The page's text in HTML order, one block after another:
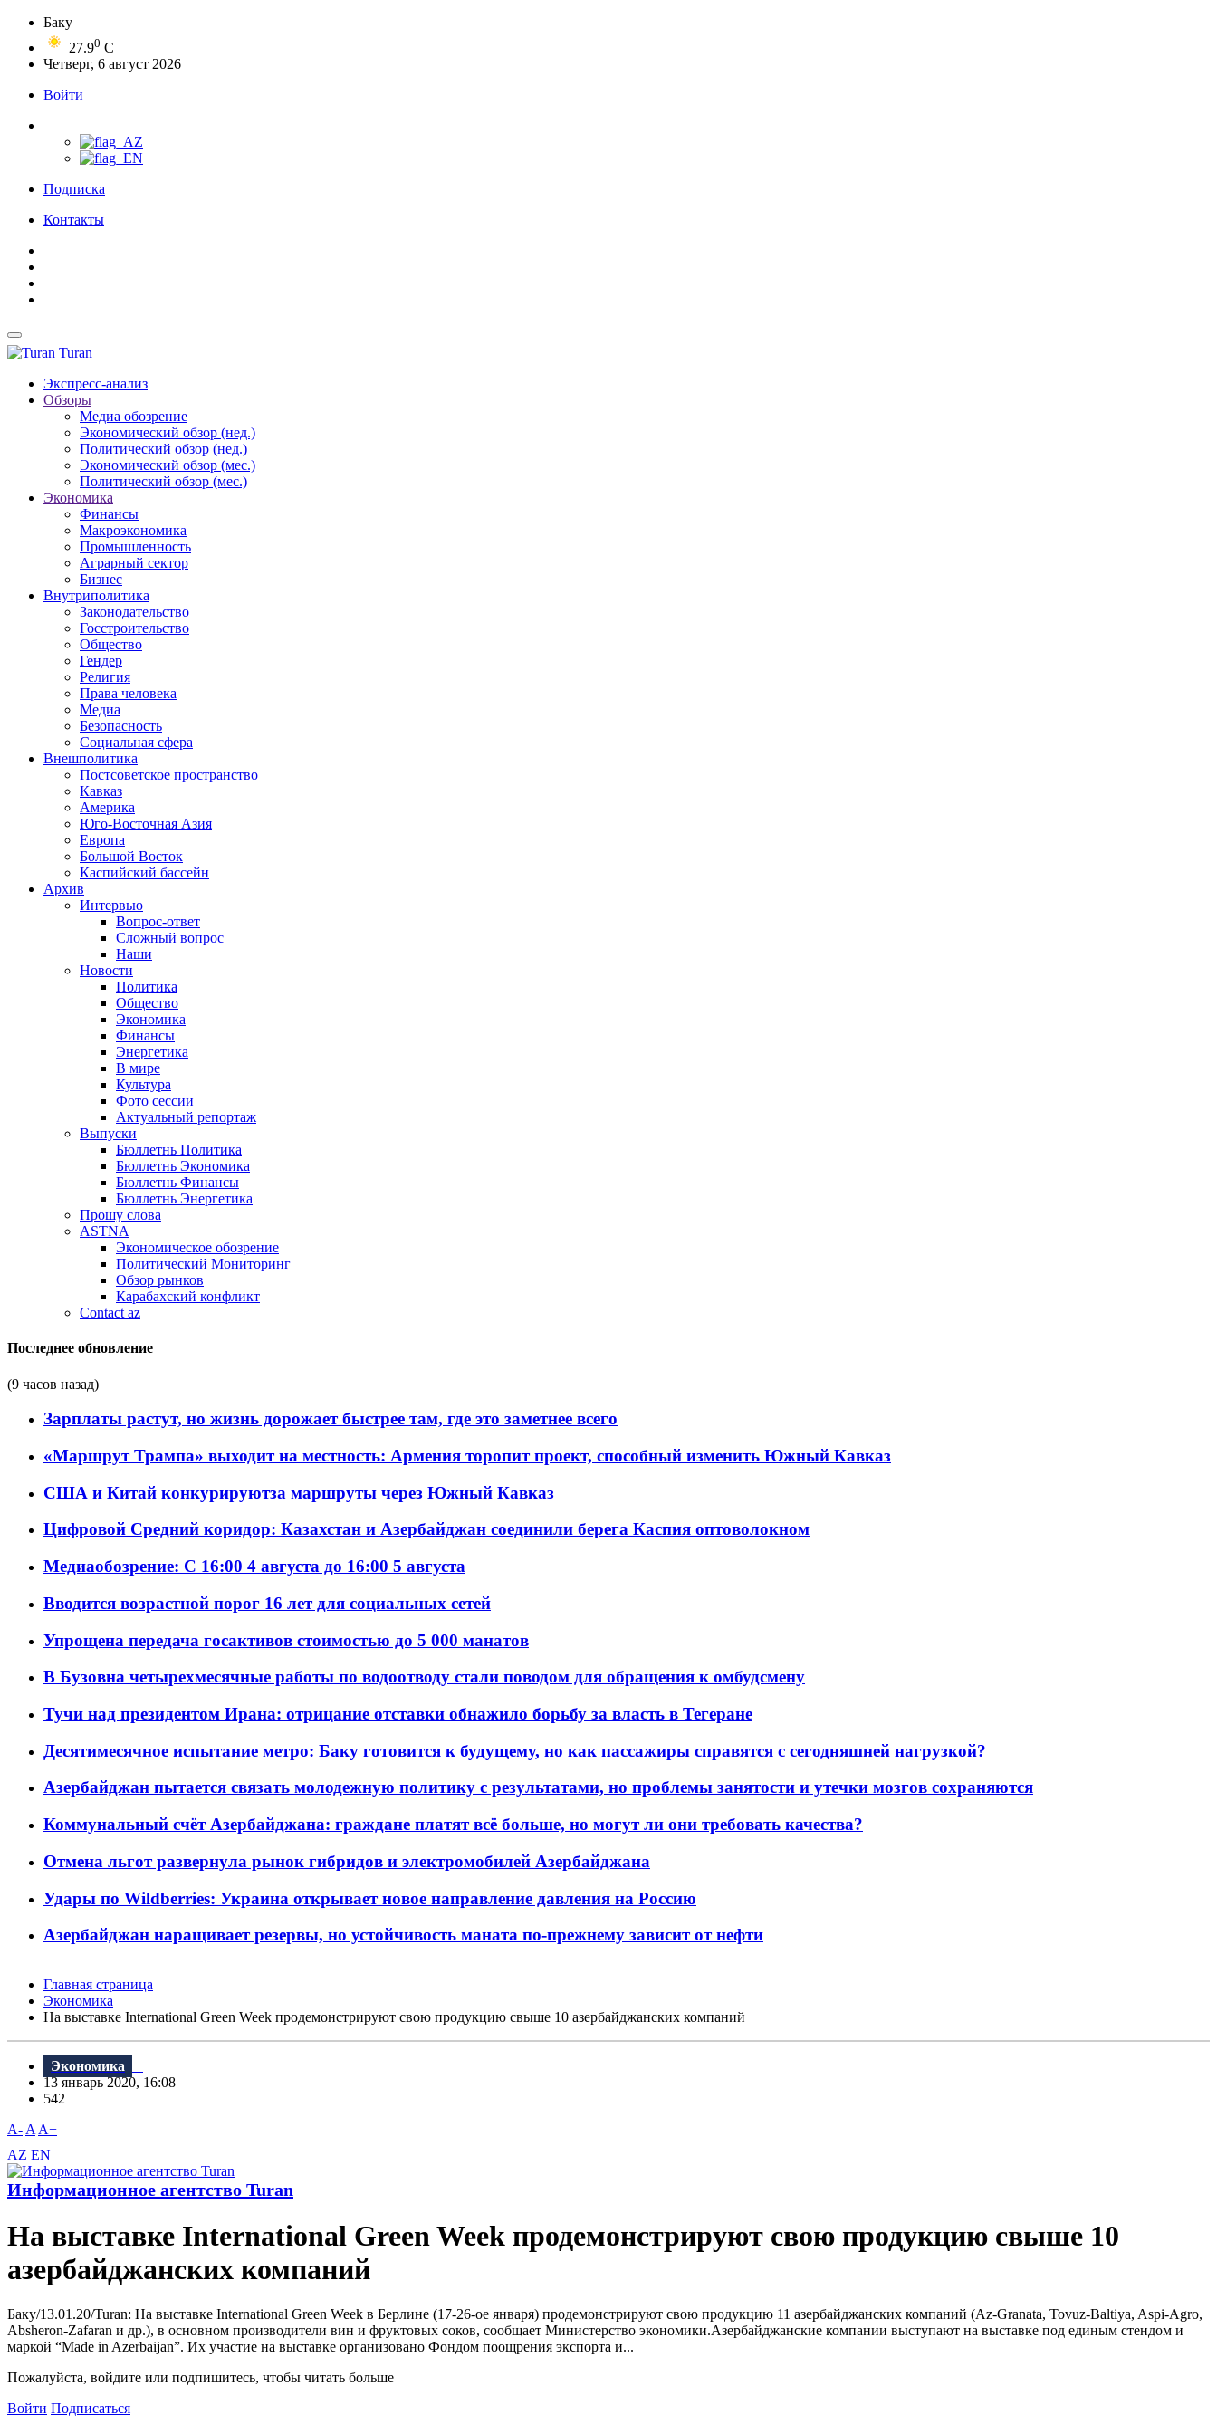
Баку
27.90 C
Четверг, 6 август 2026
Войти
Подписка
Контакты
Turan
Экспресс-анализ
Обзоры
Медиа обозрение
Экономический обзор (нед.)
Политический обзор (нед.)
Экономический обзор (мес.)
Политический обзор (мес.)
Экономика
Финансы
Макроэкономика
Промышленность
Аграрный сектор
Бизнес
Внутриполитика
Законодательство
Госстроительство
Общество
Гендер
Религия
Права человека
Медиа
Безопасность
Социальная сфера
Внешполитика
Постсоветское пространство
Кавказ
Америка
Юго-Восточная Азия
Европа
Большой Восток
Каспийский бассейн
Архив
Интервью
Вопрос-ответ
Сложный вопрос
Наши
Новости
Политика
Общество
Экономика
Финансы
Энергетика
В мире
Культура
Фото сессии
Актуальный репортаж
Выпуски
Бюллетнь Политика
Бюллетнь Экономика
Бюллетнь Финансы
Бюллетнь Энергетика
Прошу слова
ASTNA
Экономическое обозрение
Политический Мониторинг
Обзор рынков
Карабахский конфликт
Contact az
Последнее обновление
(9 часов назад)
Зарплаты растут, но жизнь дорожает быстрее там, где это заметнее всего
«Маршрут Трампа» выходит на местность: Армения торопит проект, способный изменить Южный Кавказ
США и Китай конкурируютза маршруты через Южный Кавказ
Цифровой Средний коридор: Казахстан и Азербайджан соединили берега Каспия оптоволокном
Медиаобозрение: С 16:00 4 августа до 16:00 5 августа
Вводится возрастной порог 16 лет для социальных сетей
Упрощена передача госактивов стоимостью до 5 000 манатов
В Бузовна четырехмесячные работы по водоотводу стали поводом для обращения к омбудсмену
Тучи над президентом Ирана: отрицание отставки обнажило борьбу за власть в Тегеране
Десятимесячное испытание метро: Баку готовится к будущему, но как пассажиры справятся с сегодняшней нагрузкой?
Азербайджан пытается связать молодежную политику с результатами, но проблемы занятости и утечки мозгов сохраняются
Коммунальный счёт Азербайджана: граждане платят всё больше, но могут ли они требовать качества?
Отмена льгот развернула рынок гибридов и электромобилей Азербайджана
Удары по Wildberries: Украина открывает новое направление давления на Россию
Азербайджан наращивает резервы, но устойчивость маната по-прежнему зависит от нефти
Главная страница
Экономика
На выставке International Green Week продемонстрируют свою продукцию свыше 10 азербайджанских компаний
Экономика
13 январь 2020, 16:08
542
A- A A+
AZ EN
Информационное агентство Turan
На выставке International Green Week продемонстрируют свою продукцию свыше 10
азербайджанских компаний
Баку/13.01.20/Turan: На выставке International Green Week в Берлине (17-26-ое января) продемонстрируют свою продукцию 11 азербайджанских компаний (Az-Granata, Tovuz-Baltiya, Aspi-Agro,
Absheron-Zafaran и др.), в основном производители вин и фруктовых соков, сообщает Министерство экономики.Азербайджанские компании выступают на выставке под единым стендом и
маркой “Made in Azerbaijan”. Их участие на выставке организовано Фондом поощрения экспорта и...
Пожалуйста, войдите или подпишитесь, чтобы читать больше
Войти Подписаться